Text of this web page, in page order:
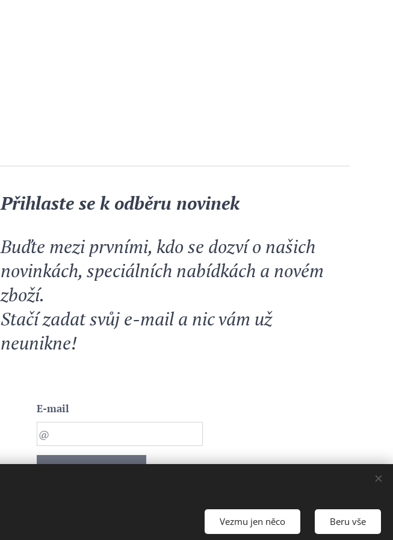
Přihlaste se k odběru novinek
Buďte mezi prvními, kdo se dozví o našich
novinkách, speciálních nabídkách a novém
zboží.
Stačí zadat svůj e-mail a nic vám už
neunikne!
E-mail
Vezmu jen něco Beru vše